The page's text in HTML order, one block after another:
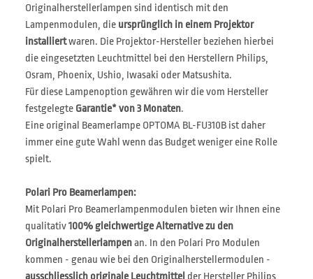
Originalherstellerlampen sind identisch mit den
Lampenmodulen, die ursprünglich in einem Projektor
installiertwaren. Die Projektor-Hersteller beziehen hierbei
die eingesetzten Leuchtmittel bei den Herstellern Philips,
Osram, Phoenix, Ushio, Iwasaki oder Matsushita.
Für diese Lampenoption gewähren wir die vom Hersteller
festgelegte Garantie* von 3 Monaten.
Eine original Beamerlampe OPTOMA BL-FU310B ist daher
immer eine gute Wahl wenn das Budget weniger eine Rolle
spielt.
Polari Pro Beamerlampen:
Mit Polari Pro Beamerlampenmodulen bieten wir Ihnen eine
qualitativ100% gleichwertige Alternative zu den
Originalherstellerlampenan. In den Polari Pro Modulen
kommen - genau wie bei den Originalherstellermodulen -
ausschliesslich originale Leuchtmittel der Hersteller Philips,